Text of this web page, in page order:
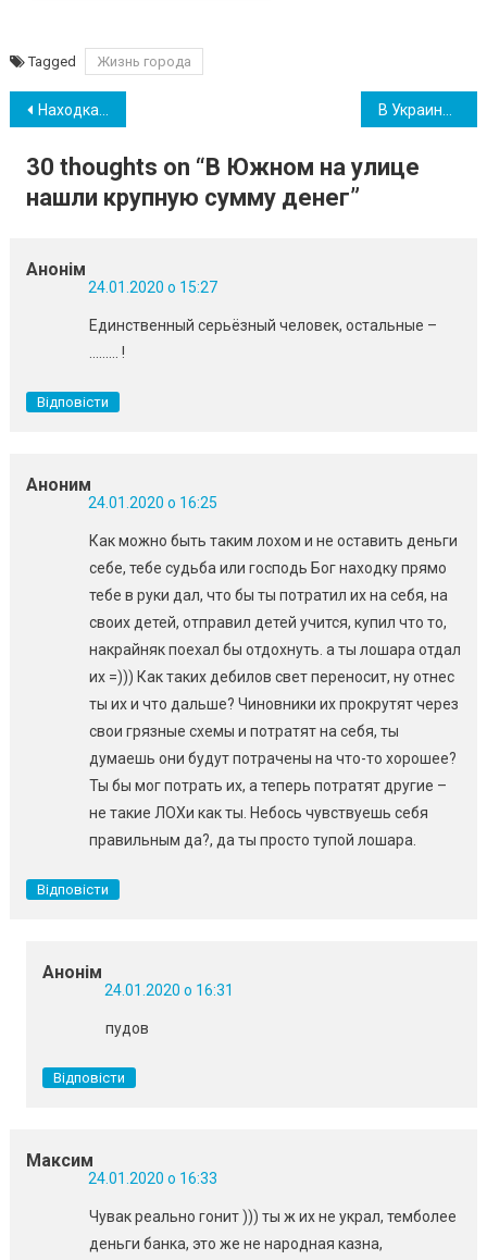
Tagged Жизнь города
Навігація
записів
Находка в Южном, похожая на авиабомбу, оказалась морским буем (фото) В Украине вводят новые Правила дорожного движения
30 thoughts on “ В Южном на улице
нашли крупную сумму денег”
Анонім
24.01.2020 о 15:27
Единственный серьёзный человек, остальные –
……… !
Відповісти
Аноним
24.01.2020 о 16:25
Как можно быть таким лохом и не оставить деньги
себе, тебе судьба или господь Бог находку прямо
тебе в руки дал, что бы ты потратил их на себя, на
своих детей, отправил детей учится, купил что то,
накрайняк поехал бы отдохнуть. а ты лошара отдал
их =))) Как таких дебилов свет переносит, ну отнес
ты их и что дальше? Чиновники их прокрутят через
свои грязные схемы и потратят на себя, ты
думаешь они будут потрачены на что-то хорошее?
Ты бы мог потрать их, а теперь потратят другие –
не такие ЛОХи как ты. Небось чувствуешь себя
правильным да?, да ты просто тупой лошара.
Відповісти
Анонім
24.01.2020 о 16:31
пудов
Відповісти
Максим
24.01.2020 о 16:33
Чувак реально гонит ))) ты ж их не украл, темболее
деньги банка, это же не народная казна,